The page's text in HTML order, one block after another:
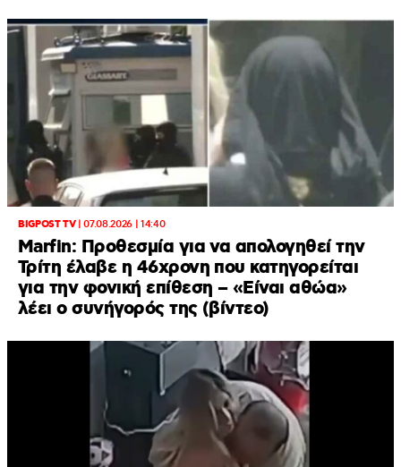
BIGPOST TV|07.08.2026 | 14:40
Marfin: Προθεσμία για να απολογηθεί την
Τρίτη έλαβε η 46χρονη που κατηγορείται
για την φονική επίθεση – «Είναι αθώα»
λέει ο συνήγορός της (βίντεο)